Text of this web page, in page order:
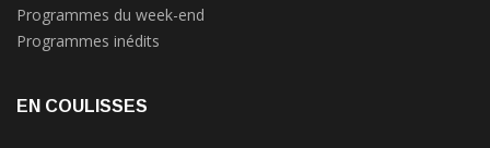
Programmes du week-end
Programmes inédits
EN COULISSES